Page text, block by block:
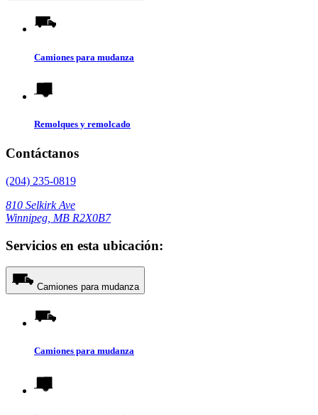
Camiones para mudanza
Remolques y remolcado
Contáctanos
(204) 235-0819
810 Selkirk Ave
Winnipeg, MB R2X0B7
Servicios en esta ubicación:
Camiones para mudanza
Camiones para mudanza